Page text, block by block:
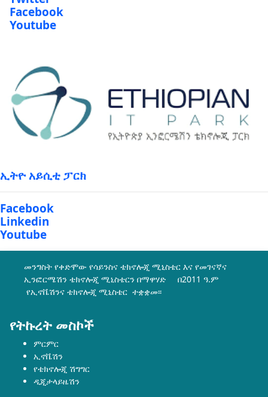
Facebook
Youtube
ኢትዮ አይሲቲ ፓርክ
Facebook
Linkedin
Youtube
መንግስት የቀድሞው የሳይንስና ቴክኖሎጂ ሚኒስቴር እና የመገናኛና
ኢንፎርሜሽን ቴክኖሎጂ ሚኒስቴርን በማዋሃድ በ2011 ዓ.ም
የኢኖቬሽንና ቴክኖሎጂ ሚኒስቴር ተቋቋመ፡፡
የትኩረት መስኮች
ምርምር
ኢኖቬሽን
የቴክኖሎጂ ሽግግር
ዲጂታላይዜሽን